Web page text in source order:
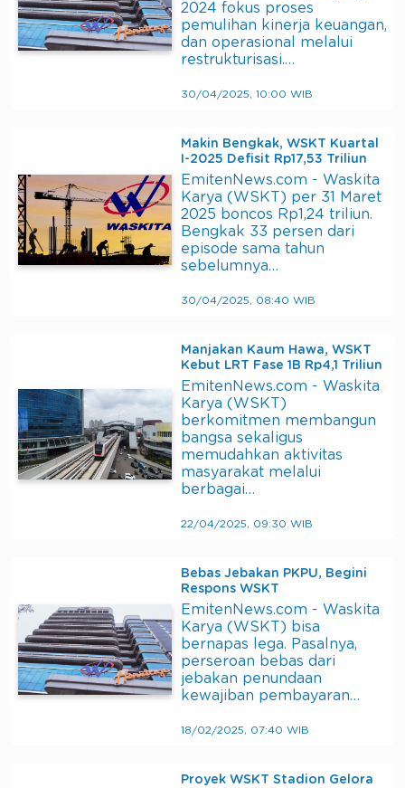
2024 fokus proses
pemulihan kinerja keuangan,
dan operasional melalui
restrukturisasi.…
30/04/2025, 10:00 WIB
Makin Bengkak, WSKT Kuartal
I-2025 Defisit Rp17,53 Triliun
EmitenNews.com - Waskita
Karya (WSKT) per 31 Maret
2025 boncos Rp1,24 triliun.
Bengkak 33 persen dari
episode sama tahun
sebelumnya…
30/04/2025, 08:40 WIB
Manjakan Kaum Hawa, WSKT
Kebut LRT Fase 1B Rp4,1 Triliun
EmitenNews.com - Waskita
Karya (WSKT)
berkomitmen membangun
bangsa sekaligus
memudahkan aktivitas
masyarakat melalui
berbagai…
22/04/2025, 09:30 WIB
Bebas Jebakan PKPU, Begini
Respons WSKT
EmitenNews.com - Waskita
Karya (WSKT) bisa
bernapas lega. Pasalnya,
perseroan bebas dari
jebakan penundaan
kewajiban pembayaran…
18/02/2025, 07:40 WIB
Proyek WSKT Stadion Gelora